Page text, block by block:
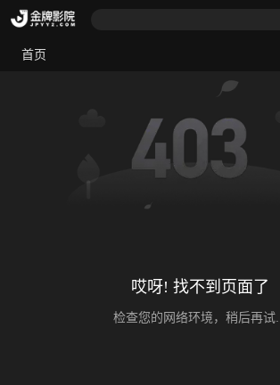
首页
哎呀! 找不到页面了
检查您的网络环境，稍后再试...